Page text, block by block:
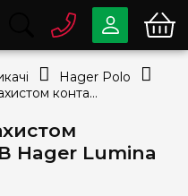
Hager Lumina
33-63-07
Безкоштовно
334-79-78
Telegram
Hager Polo
Розетка із з/к із захистом контактів 16А/230В Hager Lumina WL1062, «срібло»